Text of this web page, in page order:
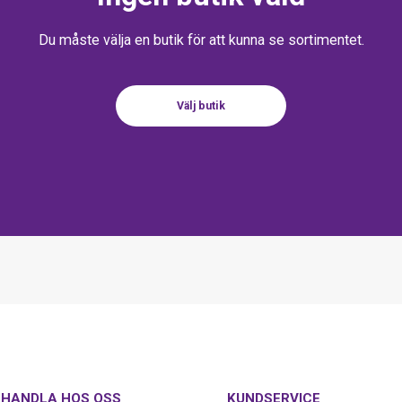
Du måste välja en butik för att kunna se sortimentet.
Välj butik
HANDLA HOS OSS KUNDSERVICE